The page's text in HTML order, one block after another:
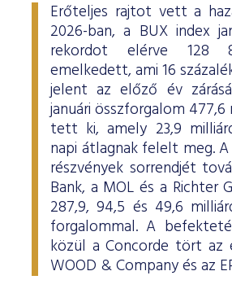
Erőteljes rajtot vett a
2026-ban, a BUX index
rekordot elérve 128
emelkedett, ami 16
jelent az előző év
januári összforgalom
tett ki, amely 23,9
napi átlagnak felelt meg.
részvények sorrendjét
Bank, a MOL és a Richter
287,9, 94,5 és 49,6
forgalommal. A
közül a Concorde tört az
WOOD & Company és az